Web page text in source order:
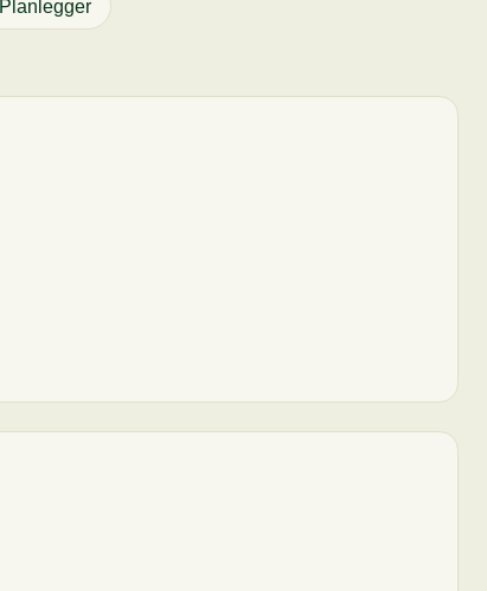
Planlegger